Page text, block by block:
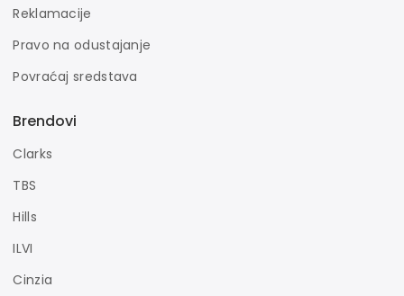
Reklamacije
Pravo na odustajanje
Povraćaj sredstava
Brendovi
Clarks
TBS
Hills
ILVI
Cinzia